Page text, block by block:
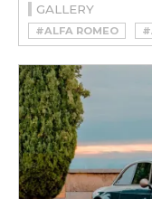
GALLERY
#ALFA ROMEO
#ALFA ROMEO 33